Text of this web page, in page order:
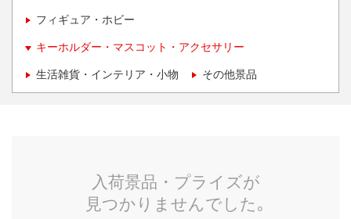
フィギュア・ホビー
キーホルダー・マスコット・アクセサリー
生活雑貨・インテリア・小物 その他景品